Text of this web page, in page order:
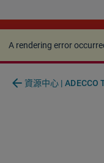
A rendering error
function.
A rendering error
arrow_back 資源中心 | ADECCO